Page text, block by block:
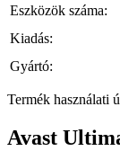
Eszközök száma:
Kiadás:
Gyártó:
Termék használati
Avast